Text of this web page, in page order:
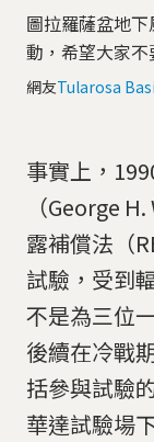
圖拉羅薩盆地
動，希望大家不
網友Tularosa
事實上，
（George
露補償法（
試驗，受到
不是為三位
後續在冷戰
括參與試驗
華達試驗場